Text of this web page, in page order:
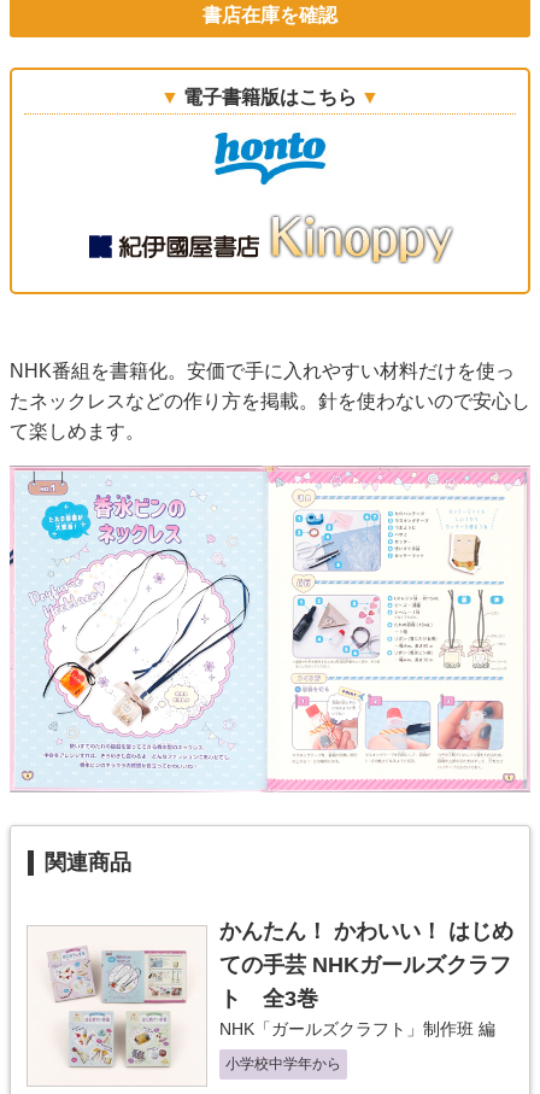
書店在庫を確認
電子書籍版はこちら
NHK番組を書籍化。安価で手に入れやすい材料だけを使っ
たネックレスなどの作り方を掲載。針を使わないので安心し
て楽しめます。
関連商品
かんたん！ かわいい！ はじめ
ての手芸 NHKガールズクラフ
ト 全3巻
NHK「ガールズクラフト」制作班 編
小学校中学年から